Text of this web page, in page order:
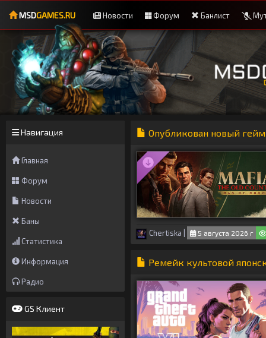
MSDGAMES.RU Новости Форум Банлист
Навигация
Главная
Форум
Новости
Баны
Статистика
Информация
Радио
GS Клиент
Опубликован новый
Chertiska 5 августа 2026 г
Ремейк культовой